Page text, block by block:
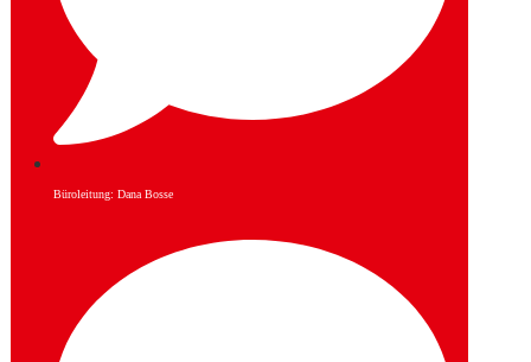
Büroleitung: Dana Bosse